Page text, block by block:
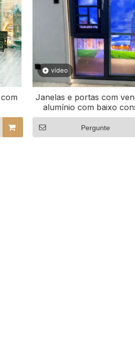
vídeo
Janelas e portas com
alumínio com baixo
energia
Pergunte